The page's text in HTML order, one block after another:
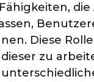
Diese
zu